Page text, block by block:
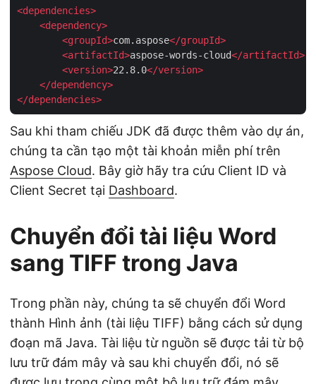
<dependencies>
<dependency>
<groupId>com.aspose</groupId>
<artifactId>aspose-words-cloud</artifactId>
<version>22.8.0</version>
</dependency>
</dependencies>
Sau khi tham chiếu JDK đã được thêm vào dự án,
chúng ta cần tạo một tài khoản miễn phí trên
Aspose Cloud. Bây giờ hãy tra cứu Client ID và
Client Secret tại Dashboard.
Chuyển đổi tài liệu Word
sang TIFF trong Java
Trong phần này, chúng ta sẽ chuyển đổi Word
thành Hình ảnh (tài liệu TIFF) bằng cách sử dụng
đoạn mã Java. Tài liệu từ nguồn sẽ được tải từ bộ
lưu trữ đám mây và sau khi chuyển đổi, nó sẽ